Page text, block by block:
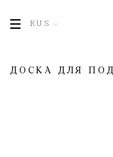
RUS
ДОСКА ДЛЯ